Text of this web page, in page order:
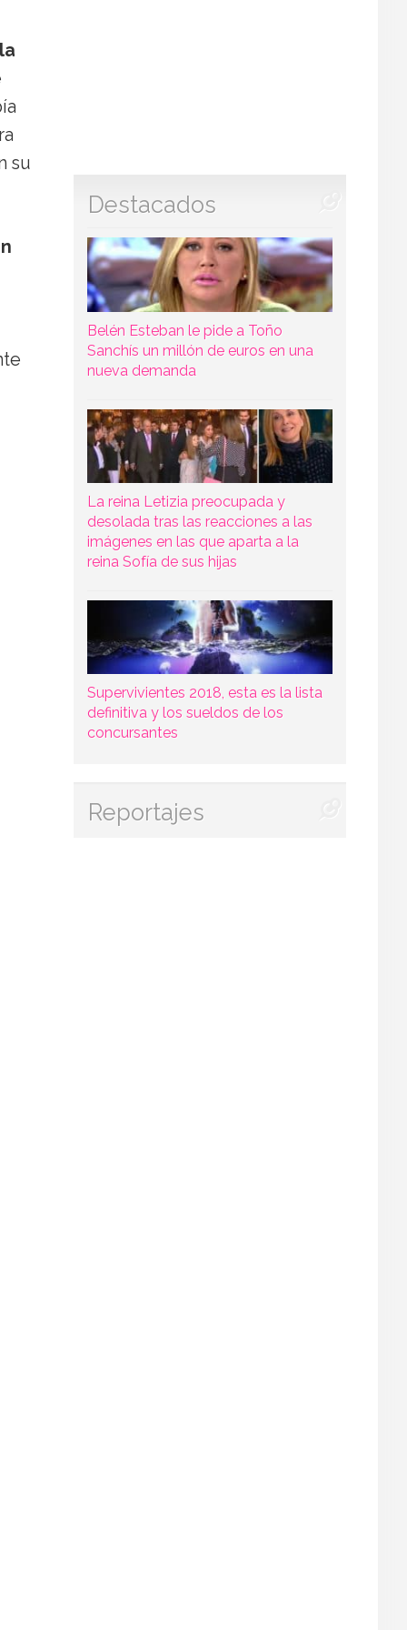
su
Destacados
Belén Esteban le pide a Toño
Sanchís un millón de euros en una
nueva demanda
La reina Letizia preocupada y
desolada tras las reacciones a las
imágenes en las que aparta a la
reina Sofía de sus hijas
Supervivientes 2018, esta es la lista
definitiva y los sueldos de los
concursantes
Reportajes